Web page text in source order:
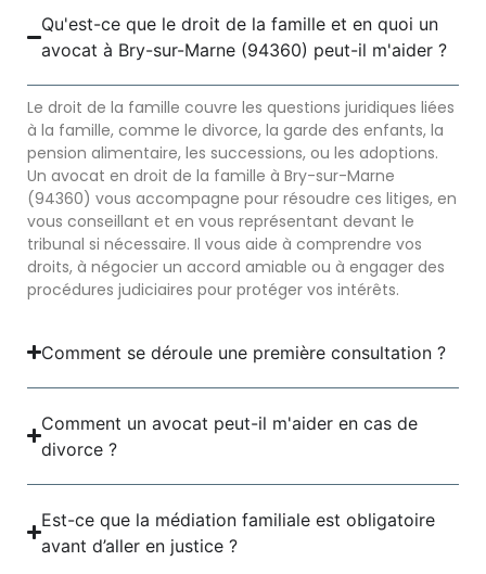
Qu'est-ce que le droit de la famille et en quoi un
avocat à Bry-sur-Marne (94360) peut-il m'aider ?
Le droit de la famille couvre les questions juridiques liées
à la famille, comme le divorce, la garde des enfants, la
pension alimentaire, les successions, ou les adoptions.
Un avocat en droit de la famille à Bry-sur-Marne
(94360) vous accompagne pour résoudre ces litiges, en
vous conseillant et en vous représentant devant le
tribunal si nécessaire. Il vous aide à comprendre vos
droits, à négocier un accord amiable ou à engager des
procédures judiciaires pour protéger vos intérêts.
Comment se déroule une première consultation ?
Comment un avocat peut-il m'aider en cas de
divorce ?
Est-ce que la médiation familiale est obligatoire
avant d’aller en justice ?